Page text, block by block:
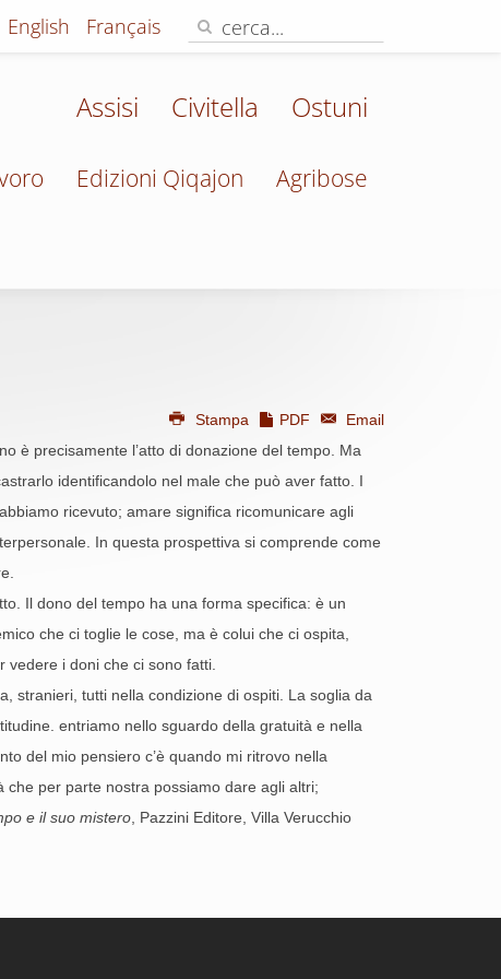
English Français
Assisi Civitella Ostuni
Edizioni Qiqajon Agribose
Stampa PDF
Email
è precisamente l’atto di donazione del tempo. Ma
identificandolo nel male che può aver fatto. I
ricevuto; amare significa ricomunicare agli
In questa prospettiva si comprende come
Il dono del tempo ha una forma specifica: è un
che ci toglie le cose, ma è colui che ci ospita,
i doni che ci sono fatti.
stranieri, tutti nella condizione di ospiti. La soglia da
entriamo nello sguardo della gratuità e nella
del mio pensiero c’è quando mi ritrovo nella
per parte nostra possiamo dare agli altri;
e il suo mistero , Pazzini Editore, Villa Verucchio